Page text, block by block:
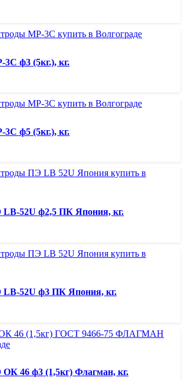
ф3 (5кг.), кг.
ф5 (5кг.), кг.
52U ф2,5 ПК Япония, кг.
52U ф3 ПК Япония, кг.
46 ф3 (1,5кг) Флагман, кг.